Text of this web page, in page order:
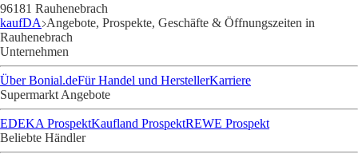
96181 Rauhenebrach
kaufDA Angebote, Prospekte, Geschäfte & Öffnungszeiten in
Rauhenebrach
Unternehmen
Über Bonial.deFür Handel und HerstellerKarriere
Supermarkt Angebote
EDEKA ProspektKaufland ProspektREWE Prospekt
Beliebte Händler